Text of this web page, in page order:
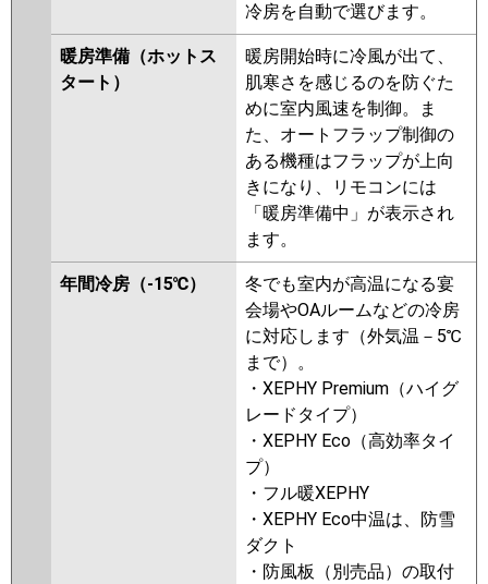
PEZ-ZRMP160D5
PEZ-
ZRMP160D4 PEZ-ZRMP160D3
PEZ-ZRMP160D2 PEZ-
ZRMP160DZ PEZ-ZRMP160DY
PEZ-ZRMP160DV PEZ-
ZRMP160DR
RPI-GP160RGHC9
RPI-
GP160RGH9 RPI-GP160RGHC8
RPI-GP160RGH8
GP160RGHC7 RPI-GP160RGH7
RPI-GP160RGHC6 RPI-
GP160RGH6 RPI-GP160RGHC5
RPI-GP160RGH5
GP160RGHC4 RPI-GP160RGH4
RPI-AP160GHC3 RPI-
GP160RGHC3 RPI-AP160GH8
RPI-GP160RGH3
RPI-GP160RGHC2 RPI-AP160GH7
RPI-GP160RGH2
FDUZ1605H5SA FDUZ1605H5S
冷房を自動で選びます。
暖房準備（ホットス
タート）
暖房開始時に冷風が出て、
肌寒さを感じるのを防ぐた
めに室内風速を制御。ま
た、オートフラップ制御の
ある機種はフラップが上向
きになり、リモコンには
「暖房準備中」が表示され
ます。
年間冷房（-15℃）
冬でも室内が高温になる宴
会場やOAルームなどの冷房
に対応します（外気温－5℃
まで）。
・XEPHY Premium（ハイグ
レードタイプ）
・XEPHY Eco（高効率タイ
プ）
・フル暖XEPHY
・XEPHY Eco中温は、防雪
ダクト
・防風板（別売品）の取付